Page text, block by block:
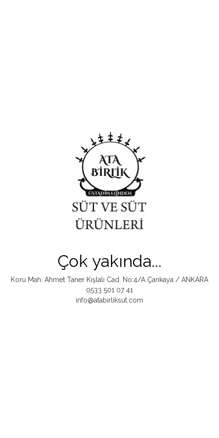
Çok yakında...
Koru Mah. Ahmet Taner Kışlalı Cad. No:4/A Çankaya / ANKARA
0533 501 07 41
info@atabirliksut.com